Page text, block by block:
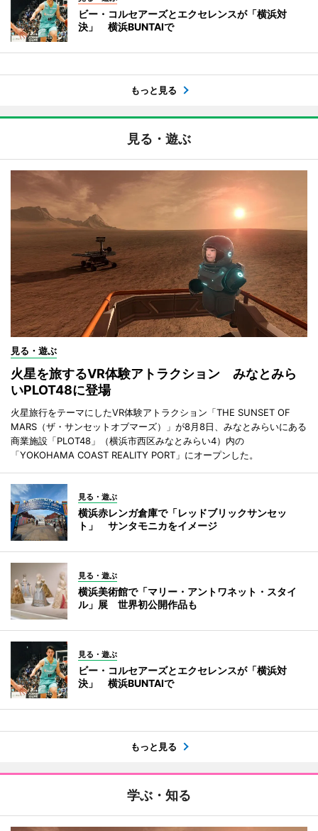
ビー・コルセアーズとエクセレンスが「横浜対
決」 横浜BUNTAIで
もっと見る
見る・遊ぶ
見る・遊ぶ
火星を旅するVR体験アトラクション みなとみら
いPLOT48に登場
火星旅行をテーマにしたVR体験アトラクション「THE SUNSET OF
MARS（ザ・サンセットオブマーズ）」が8月8日、みなとみらいにある
商業施設「PLOT48」（横浜市西区みなとみらい4）内の
「YOKOHAMA COAST REALITY PORT」にオープンした。
見る・遊ぶ
横浜赤レンガ倉庫で「レッドブリックサンセッ
ト」 サンタモニカをイメージ
見る・遊ぶ
横浜美術館で「マリー・アントワネット・スタイ
ル」展 世界初公開作品も
見る・遊ぶ
ビー・コルセアーズとエクセレンスが「横浜対
決」 横浜BUNTAIで
もっと見る
学ぶ・知る